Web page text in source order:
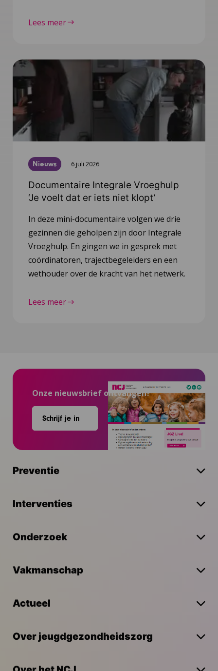
Lees meer
Nieuws 6 juli 2026
Documentaire Integrale Vroeghulp
‘Je voelt dat er iets niet klopt’
In deze mini-documentaire volgen we drie
gezinnen die geholpen zijn door Integrale
Vroeghulp. En gingen we in gesprek met
coördinatoren, trajectbegeleiders en een
wethouder over de kracht van het netwerk.
Lees meer
Onze nieuwsbrief ontvangen?
Schrijf je in
Preventie
Interventies
Onderzoek
Vakmanschap
Actueel
Over jeugdgezondheidszorg